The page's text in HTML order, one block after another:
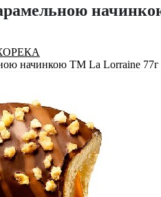
начинкою ТМ La Lorraine 77г